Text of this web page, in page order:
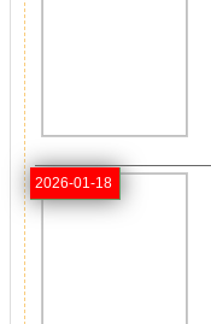
2026-01-18